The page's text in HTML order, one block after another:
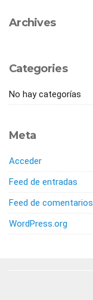
Archives
Categories
No hay categorías
Meta
Acceder
Feed de entradas
Feed de comentarios
WordPress.org